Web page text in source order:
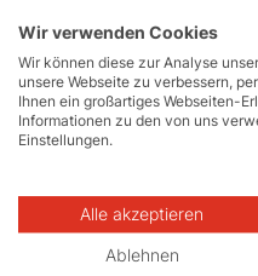
Verstärkung im Rücken-
Vielseitig einsetzbar.
Touren
Wir verwenden Cookies
Wir können diese zur Analyse
unsere Webseite zu verbessern,
Ihnen ein großartiges Webseiten-
Informationen zu den von uns
Einstellungen.
Alle akzeptieren
Ablehnen